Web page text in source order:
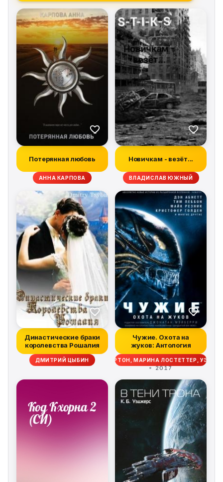
Потерянная любовь
АННА КАРПОВА
Новичкам - везёт...
ВЛАДИСЛАВ ЮЖНЫЙ
Династические браки
королевства Рошалия
ДМИТРИЙ ЦЫБИН
Чужие. Охота на
жуков: Антология
СКОТТ СИГЛЕР, ДЭЙВ ВОЛВЕРТОН, МАРИНА ЛОСТЕТТЕР,
2017